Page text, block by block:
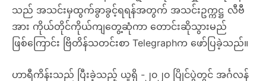
သည် အသင်းမှထွက်ခွာခွင့်ရရန်အတွက် အသင်းဥက္ကဋ္ဌ လီဗီ
အား ကိုယ်တိုင်ကိုယ်ကျတွေ့ဆုံကာ တောင်းဆိုသွားမည်
ဖြစ်ကြောင်း ဗြိတိန်သတင်းစာ Telegraphက ဖော်ပြခဲ့သည်။
ဟာရီကိန်းသည် ပြီးခဲ့သည့် ယူရို -၂၀၂၀ ပြိုင်ပွဲတွင် အင်္ဂလန်